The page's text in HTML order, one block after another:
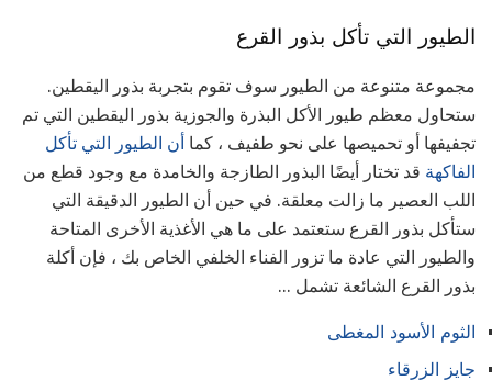
الطيور التي تأكل بذور القرع
مجموعة متنوعة من الطيور سوف تقوم بتجربة بذور اليقطين.
ستحاول معظم طيور الأكل البذرة والجوزية بذور اليقطين التي تم
تجفيفها أو تحميصها على نحو طفيف ، كما أن الطيور التي تأكل
الفاكهة قد تختار أيضًا البذور الطازجة والخامدة مع وجود قطع من
اللب العصير ما زالت معلقة. في حين أن الطيور الدقيقة التي
ستأكل بذور القرع ستعتمد على ما هي الأغذية الأخرى المتاحة
والطيور التي عادة ما تزور الفناء الخلفي الخاص بك ، فإن أكلة
بذور القرع الشائعة تشمل ...
الثوم الأسود المغطى
جايز الزرقاء